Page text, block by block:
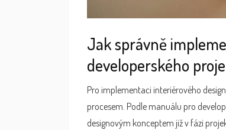
Jak správně
developerského
Pro implementaci interiérového
procesem. Podle manuálu pro
designovým konceptem již v fázi